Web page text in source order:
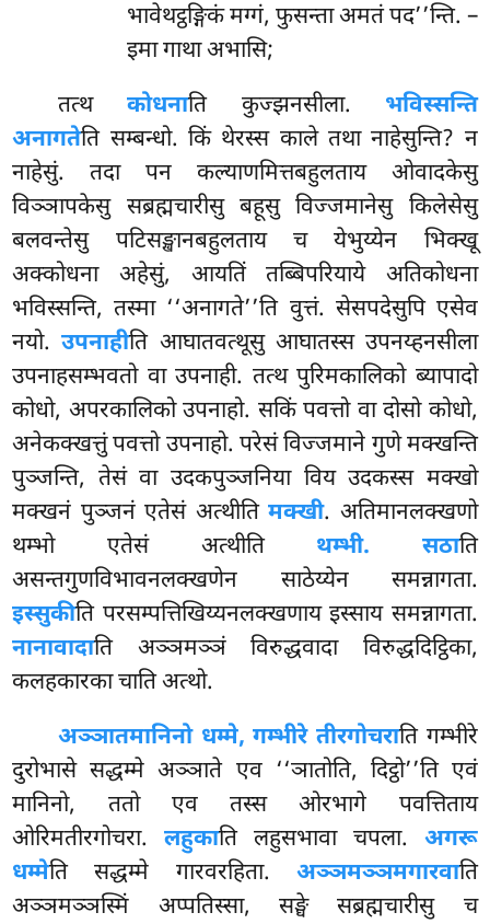
भावेथट्ठङ्गिकं मग्गं, फुसन्ता अमतं पद’’न्ति. –
इमा गाथा अभासि;
तत्थकोधनाति कुज्झनसीला. भविस्सन्ति
अनागतेति सम्बन्धो. किं थेरस्स काले तथा नाहेसुन्ति? न
नाहेसुं. तदा पन कल्याणमित्तबहुलताय ओवादकेसु
विञ्ञापकेसु सब्रह्मचारीसु बहूसु विज्जमानेसु किलेसेसु
बलवन्तेसु पटिसङ्खानबहुलताय च येभुय्येन भिक्खू
अक्कोधना अहेसुं, आयतिं तब्बिपरियाये अतिकोधना
भविस्सन्ति, तस्मा ‘‘अनागते’’ति वुत्तं. सेसपदेसुपि एसेव
नयो.उपनाहीति आघातवत्थूसु आघातस्स उपनय्हनसीला
उपनाहसम्भवतो वा उपनाही. तत्थ पुरिमकालिको ब्यापादो
कोधो, अपरकालिको उपनाहो. सकिं पवत्तो वा दोसो कोधो,
अनेकक्खत्तुं पवत्तो उपनाहो. परेसं विज्जमाने गुणे मक्खन्ति
पुञ्जन्ति, तेसं वा उदकपुञ्जनिया विय उदकस्स मक्खो
मक्खनं पुञ्जनं एतेसं अत्थीतिमक्खी. अतिमानलक्खणो
थम्भो एतेसं अत्थीति थम्भी. सठाति
असन्तगुणविभावनलक्खणेन साठेय्येन समन्नागता.
इस्सुकीति परसम्पत्तिखिय्यनलक्खणाय इस्साय समन्नागता.
नानावादाति अञ्ञमञ्ञं विरुद्धवादा विरुद्धदिट्ठिका,
कलहकारका चाति अत्थो.
अञ्ञातमानिनो धम्मे, गम्भीरे तीरगोचराति गम्भीरे
दुरोभासे सद्धम्मे अञ्ञाते एव ‘‘ञातोति, दिट्ठो’’ति एवं
मानिनो, ततो एव तस्स ओरभागे पवत्तिताय
ओरिमतीरगोचरा.लहुकाति लहुसभावा चपला. अगरू
धम्मेति सद्धम्मे गारवरहिता. अञ्ञमञ्ञमगारवाति
अञ्ञमञ्ञस्मिं अप्पतिस्सा, सङ्घे सब्रह्मचारीसु च